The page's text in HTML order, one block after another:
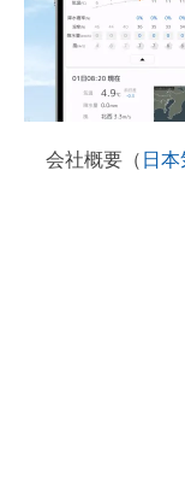
会社概要（ 日